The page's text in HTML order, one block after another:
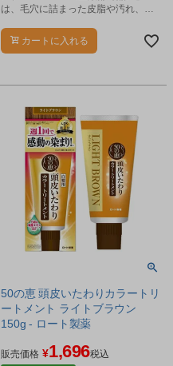
は、毛穴に詰まった皮脂や汚れ、汗
ャンプーです。
カートに入れる
50の恵 頭皮いたわりカラートリ
ートメント ライトブラウン
150g - ロート製薬
販売価格 ¥1,696税込